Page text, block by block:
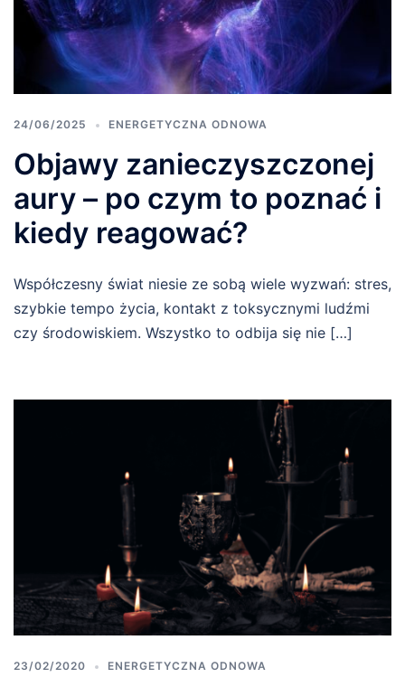
24/06/2025 ENERGETYCZNA ODNOWA
Objawy zanieczyszczonej
aury – po czym to poznać i
kiedy reagować?
Współczesny świat niesie ze sobą wiele wyzwań: stres,
szybkie tempo życia, kontakt z toksycznymi ludźmi
czy środowiskiem. Wszystko to odbija się nie […]
23/02/2020 ENERGETYCZNA ODNOWA